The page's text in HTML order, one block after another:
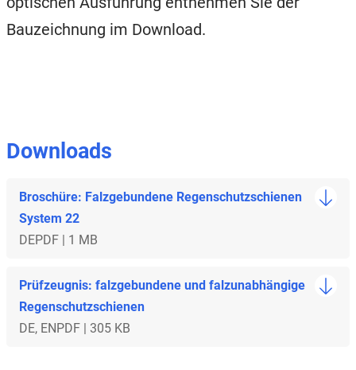
Bauzeichnung im Download.
Downloads
Broschüre: Falzgebundene Regenschutzschienen
System 22
DEPDF | 1 MB
Prüfzeugnis: falzgebundene und falzunabhängige
Regenschutzschienen
DE, EN PDF | 305 KB